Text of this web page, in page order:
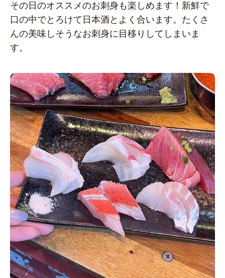
その日のオススメのお刺身も楽しめます！新鮮で
口の中でとろけて日本酒とよく合います。たくさ
んの美味しそうなお刺身に目移りしてしまいま
す。